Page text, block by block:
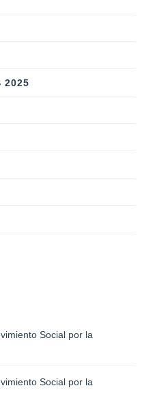
2025
Social por la
Social por la